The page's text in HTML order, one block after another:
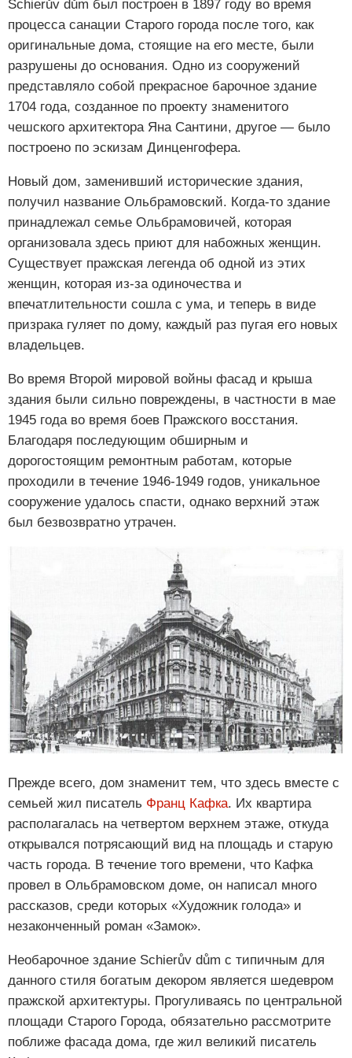
Schierův dům был построен в 1897 году во время
процесса санации Старого города после того, как
оригинальные дома, стоящие на его месте, были
разрушены до основания. Одно из сооружений
представляло собой прекрасное барочное здание
1704 года, созданное по проекту знаменитого
чешского архитектора Яна Сантини, другое — было
построено по эскизам Динценгофера.
Новый дом, заменивший исторические здания,
получил название Ольбрамовский. Когда-то здание
принадлежал семье Ольбрамовичей, которая
организовала здесь приют для набожных женщин.
Существует пражская легенда об одной из этих
женщин, которая из-за одиночества и
впечатлительности сошла с ума, и теперь в виде
призрака гуляет по дому, каждый раз пугая его новых
владельцев.
Во время Второй мировой войны фасад и крыша
здания были сильно повреждены, в частности в мае
1945 года во время боев Пражского восстания.
Благодаря последующим обширным и
дорогостоящим ремонтным работам, которые
проходили в течение 1946-1949 годов, уникальное
сооружение удалось спасти, однако верхний этаж
был безвозвратно утрачен.
Прежде всего, дом знаменит тем, что здесь вместе с
семьей жил писатель Франц Кафка. Их квартира
располагалась на четвертом верхнем этаже, откуда
открывался потрясающий вид на площадь и старую
часть города. В течение того времени, что Кафка
провел в Ольбрамовском доме, он написал много
рассказов, среди которых «Художник голода» и
незаконченный роман «Замок».
Необарочное здание Schierův dům с типичным для
данного стиля богатым декором является шедевром
пражской архитектуры. Прогуливаясь по центральной
площади Старого Города, обязательно рассмотрите
поближе фасада дома, где жил великий писатель